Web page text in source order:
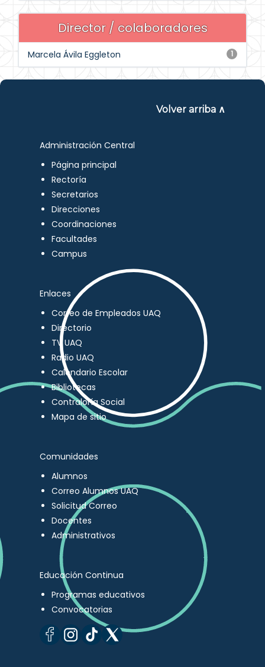
Director / colaboradores
1
Marcela Ávila Eggleton
Volver arriba ∧
Administración Central
Página principal
Rectoría
Secretarios
Direcciones
Coordinaciones
Facultades
Campus
Enlaces
Correo de Empleados UAQ
Directorio
TV UAQ
Radio UAQ
Calendario Escolar
Bibliotecas
Contraloría Social
Mapa de sitio
Comunidades
Alumnos
Correo Alumnos UAQ
Solicitud Correo
Docentes
Administrativos
Educación Continua
Programas educativos
Convocatorias